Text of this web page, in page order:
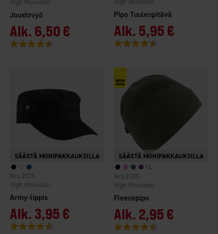
Joustovyö
High Mountain
Alk. 6,50 €
Arvio:
Pipo Tuulenpitävä
Alk. 5,95 €
Arvio:
Army-lippis
High Mountain
3526
Alk. 3,95 €
Arvio:
+1
Fleecepipo
High Mountain
2330
Alk. 2,95 €
Arvio: